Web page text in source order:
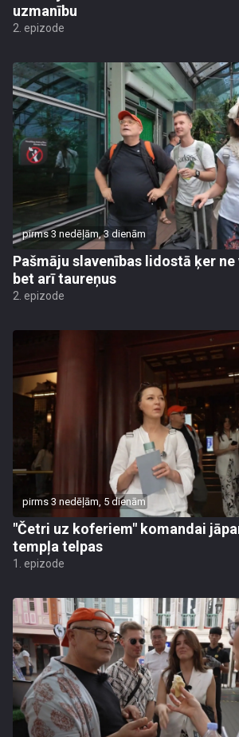
uzmanību
2. epizode
pirms 3 nedēļām, 3 dienām
Pašmāju slavenības lidostā ķer
bet arī taureņus
2. epizode
pirms 3 nedēļām, 5 dienām
"Četri uz koferiem" komandai
tempļa telpas
1. epizode